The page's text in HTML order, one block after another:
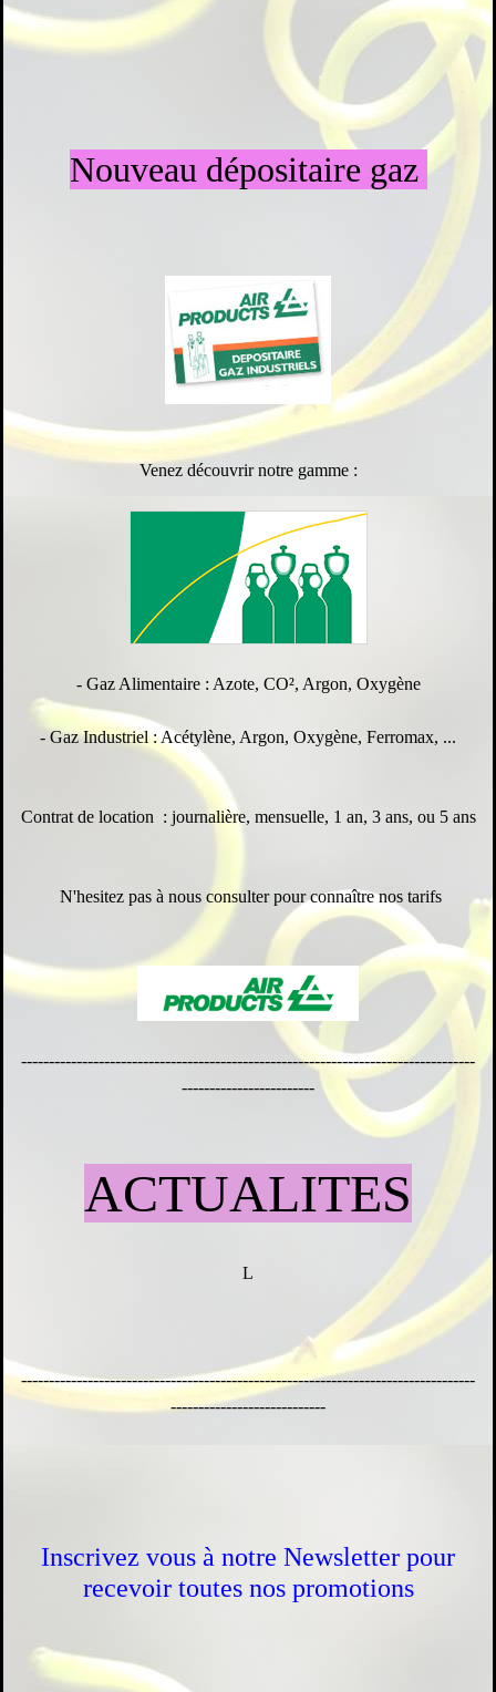
Nouveau dépositaire gaz
Venez découvrir notre gamme :
- Gaz Alimentaire : Azote, CO², Argon, Oxygène
- Gaz Industriel : Acétylène, Argon, Oxygène, Ferromax, ...
Contrat de location : journalière, mensuelle, 1 an, 3 ans, ou 5 ans
N'hesitez pas à nous consulter pour connaître nos tarifs
----------------------------------------------------------------------------------
------------------------
ACTUALITES
L
----------------------------------------------------------------------------------
----------------------------
Inscrivez vous à notre Newsletter pour
recevoir toutes nos promotions